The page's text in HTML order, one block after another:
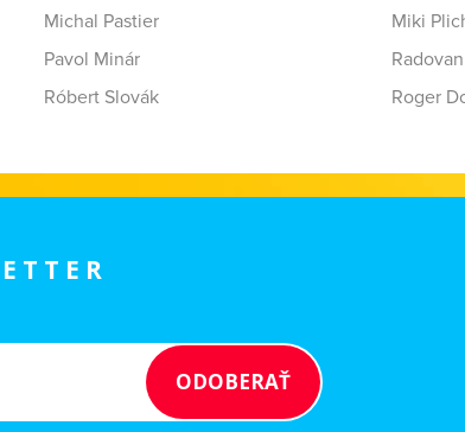
Michal Pastier
Miki
Pavol Minár
Róbert Slovák Roger